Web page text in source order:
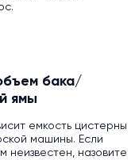
бака/
ямы
емкость цистерны
машины. Если
неизвестен, назовите